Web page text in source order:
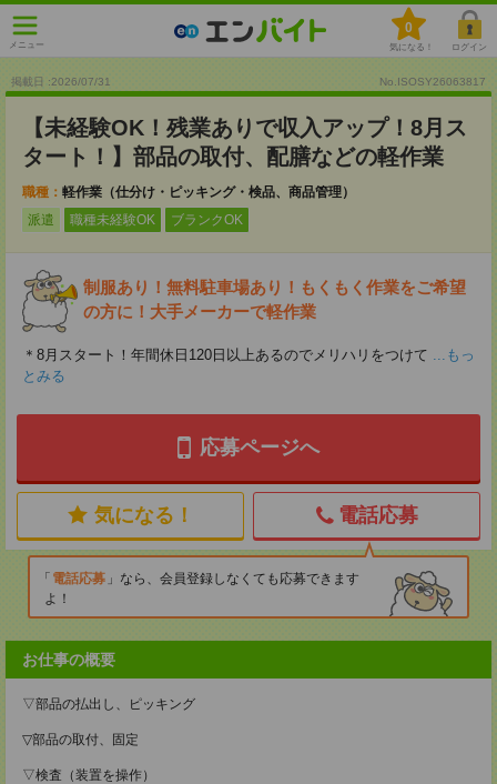
メニュー
0
気になる！ ログイン
掲載日 :2026/07/31 No.ISOSY26063817
【未経験OK！残業ありで収入アップ！8月ス
タート！】部品の取付、配膳などの軽作業
職種： 軽作業（仕分け・ピッキング・検品、商品管理）
派遣
職種未経験OK ブランクOK
制服あり！無料駐車場あり！もくもく作業をご希望
の方に！大手メーカーで軽作業
＊8月スタート！年間休日120日以上あるのでメリハリをつけて ...もっ
とみる
応募ページへ
気になる！ 電話応募
電話応募
なら、会員登録しなくても応募できます
よ！
お仕事の概要
▽部品の払出し、ピッキング
▽部品の取付、固定
▽検査（装置を操作）